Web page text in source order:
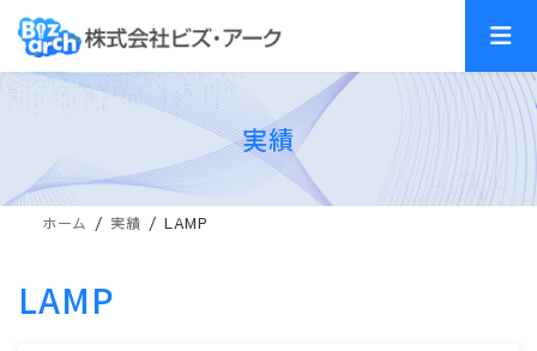
ッ
移
実績
ホーム 実績 LAMP
LAMP